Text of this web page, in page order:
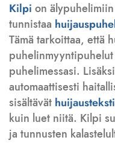
Kilpi on
tunnistaa
Tämä tarkoittaa, että
puhelimessasi.
automaattisesti
sisältävät
kuin luet niitä. Kilpi
ja tunnusten